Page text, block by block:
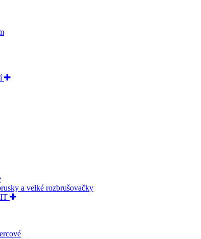
a velké rozbrušovačky